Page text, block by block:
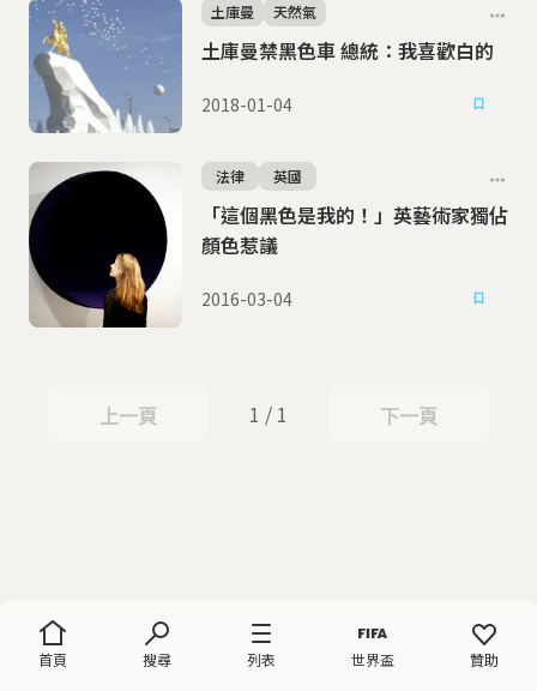
首頁 搜尋 列表 世界盃 贊助
土庫曼禁黑色車 總統：我喜歡白的
土庫曼 天然氣
2018-01-04
「這個黑色是我的！」英藝術家獨佔
顏色惹議
法律 英國
2016-03-04
上一頁
上一頁 1 / 1 下一頁
下一頁